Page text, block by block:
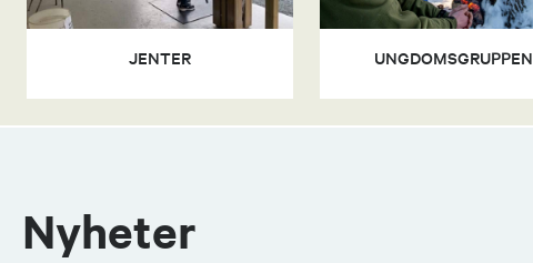
JENTER UNGDOMSGRUPPEN
Nyheter